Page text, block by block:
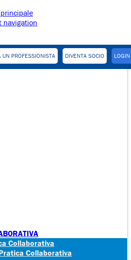
navigation
LOGIN
DIVENTA SOCIO
UN PROFESSIONISTA
Collaborativa
Collaborativa